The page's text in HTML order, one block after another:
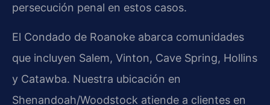
persecución penal en estos casos.
El Condado de Roanoke abarca comunidades
que incluyen Salem, Vinton, Cave Spring, Hollins
y Catawba. Nuestra ubicación en
Shenandoah/Woodstock atiende a clientes en